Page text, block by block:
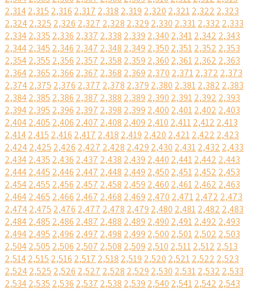
2,3142,315 2,316 2,317 2,318 2,319 2,320 2,3212,322 2,323
2,3242,325 2,326 2,327 2,328 2,329 2,330 2,3312,332 2,333
2,3342,335 2,336 2,337 2,338 2,339 2,340 2,3412,342 2,343
2,3442,345 2,346 2,347 2,348 2,349 2,350 2,3512,352 2,353
2,3542,355 2,356 2,357 2,358 2,359 2,360 2,3612,362 2,363
2,3642,365 2,366 2,367 2,368 2,369 2,370 2,3712,372 2,373
2,3742,375 2,376 2,377 2,378 2,379 2,380 2,3812,382 2,383
2,3842,385 2,386 2,387 2,388 2,389 2,390 2,3912,392 2,393
2,3942,395 2,396 2,397 2,398 2,399 2,400 2,4012,402 2,403
2,4042,405 2,406 2,407 2,408 2,409 2,410 2,4112,412 2,413
2,4142,415 2,416 2,417 2,418 2,419 2,420 2,4212,422 2,423
2,4242,425 2,426 2,427 2,428 2,429 2,430 2,4312,432 2,433
2,4342,435 2,436 2,437 2,438 2,439 2,440 2,4412,442 2,443
2,4442,445 2,446 2,447 2,448 2,449 2,450 2,4512,452 2,453
2,4542,455 2,456 2,457 2,458 2,459 2,460 2,4612,462 2,463
2,4642,465 2,466 2,467 2,468 2,469 2,470 2,4712,472 2,473
2,4742,475 2,476 2,477 2,478 2,479 2,480 2,4812,482 2,483
2,4842,485 2,486 2,487 2,488 2,489 2,490 2,4912,492 2,493
2,4942,495 2,496 2,497 2,498 2,499 2,500 2,5012,502 2,503
2,5042,505 2,506 2,507 2,508 2,509 2,510 2,5112,512 2,513
2,5142,515 2,516 2,517 2,518 2,519 2,520 2,5212,522 2,523
2,5242,525 2,526 2,527 2,528 2,529 2,530 2,5312,532 2,533
2,5342,535 2,536 2,537 2,538 2,539 2,540 2,5412,542 2,543